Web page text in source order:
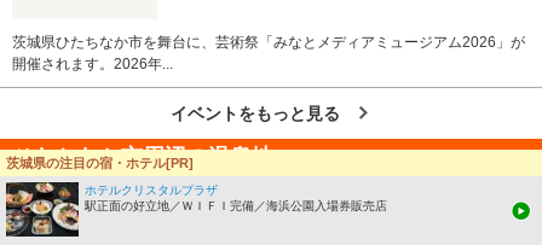
茨城県ひたちなか市を舞台に、芸術祭「みなとメディアミュージアム2026」が
開催されます。2026年...
イベントをもっと見る
ひたちなか市周辺の温泉地
大洗温泉
大洗の海水浴場のそばにある温泉。泉質はナトリウム塩化物泉。夏の海水浴や
茨城県の注目の宿・ホテル[PR]
ホテルクリスタルプラザ
駅正面の好立地／ＷＩＦＩ完備／海浜公園入場券販売店